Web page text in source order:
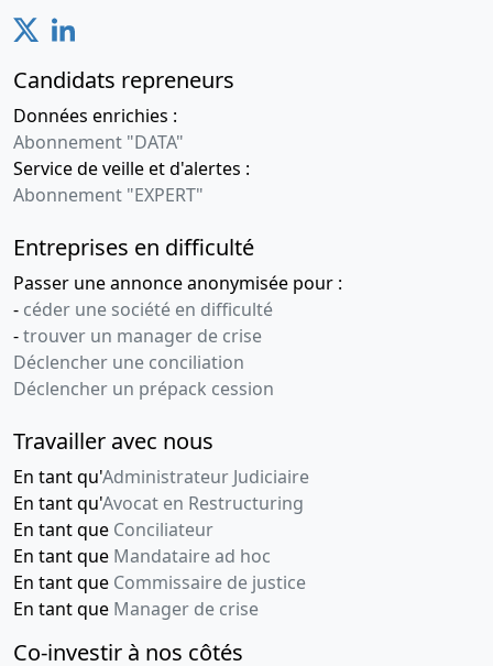
Candidats repreneurs
Données enrichies :
Abonnement "DATA"
Service de veille et d'alertes :
Abonnement "EXPERT"
Entreprises en difficulté
Passer une annonce anonymisée pour :
- céder une société en difficulté
-trouver un manager de crise
Déclencher une conciliation
Déclencher un prépack cession
Travailler avec nous
En tant qu'Administrateur Judiciaire
En tant qu'Avocat en Restructuring
En tant que Conciliateur
En tant que Mandataire ad hoc
En tant que Commissaire de justice
En tant que Manager de crise
Co-investir à nos côtés